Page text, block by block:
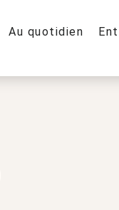
Au quotidien